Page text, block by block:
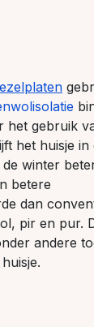
het gebruik
het huisje
winter
betere
dan
pir en pur.
andere